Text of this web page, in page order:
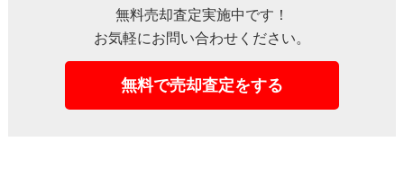
無料売却査定実施中です！
お気軽にお問い合わせください。
無料で売却査定をする